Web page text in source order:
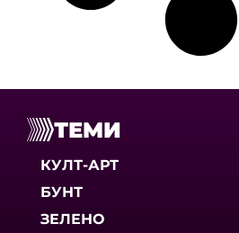
ТЕМИ
КУЛТ-АРТ
БУНТ
ЗЕЛЕНО